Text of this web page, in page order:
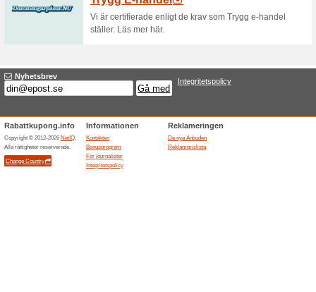
47% det fungerade
20-70% rabatt på utvald